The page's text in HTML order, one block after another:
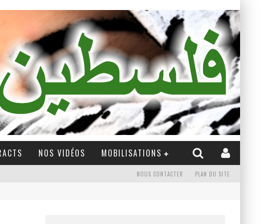
NOS VIDÉOS MOBILISATIONS
NOUS CONTACTER PLAN DU SITE